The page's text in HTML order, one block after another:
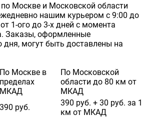
Москве и Московской области
нашим курьером с 9:00 до
1-ого до 3-х дней с момента
Заказы, оформленные
дня, могут быть доставлены на
По Москве в
пределах
МКАД
По Московской
области до 80 км от
МКАД
390 руб.
390 руб. + 30 руб. за 1
км от МКАД